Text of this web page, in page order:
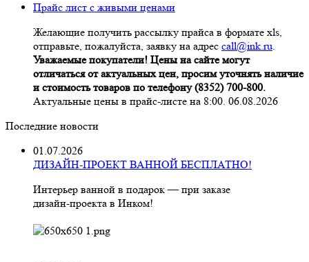
Прайс лист с живыми ценами
Желающие получить рассылку прайса в формате xls,
отправьте, пожалуйста, заявку на адрес call@ink.ru.
Уважаемые покупатели! Цены на сайте могут
отличаться от актуальных цен, просим уточнять наличие
и стоимость товаров по телефону (8352) 700-800.
Актуальные цены в прайс-листе на 8:00. 06.08.2026
Последние новости
01.07.2026
ДИЗАЙН-ПРОЕКТ ВАННОЙ БЕСПЛАТНО!
Интерьер ванной в подарок — при заказе
дизайн‑проекта в Инком!